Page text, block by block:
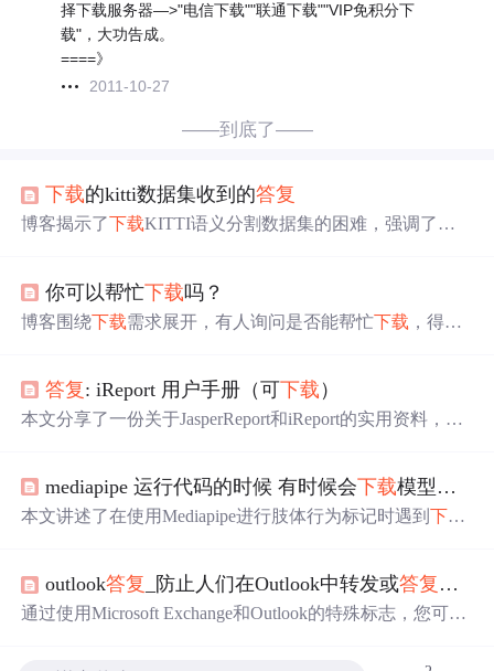
择下载服务器—>"电信下载""联通下载""VIP免积分下
载"，大功告成。
====》
2011-10-27
——到底了——
下载的kitti数据集收到的答复
博客揭示了下载KITTI语义分割数据集的困难，强调了只
交叉验证实验和公开研究成果。
你可以帮忙下载吗？
博客围绕下载需求展开，有人询问是否能帮忙下载 ，得到
答复: iReport 用户手册（可下载 ）
本文分享了一份关于JasperReport和iReport的实用资料，在
笔记等。
mediapipe 运行代码的时候 有时候会下载模型，但是因为网络问题，可能
本文讲述了在使用Mediapipe进行肢体行为标记时遇到下载
以及避免频繁下载操作。
outlook答复 _防止人们在Outlook中转发或答复 所有
通过使用Microsoft Exchange和Outlook的特殊标志，您可以